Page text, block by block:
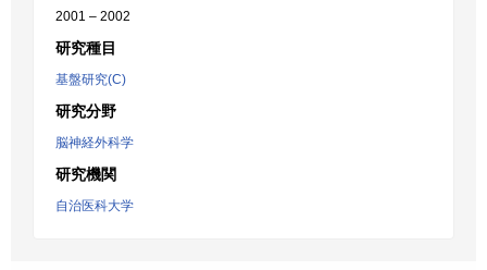
2001 – 2002
研究種目
基盤研究(C)
研究分野
脳神経外科学
研究機関
自治医科大学